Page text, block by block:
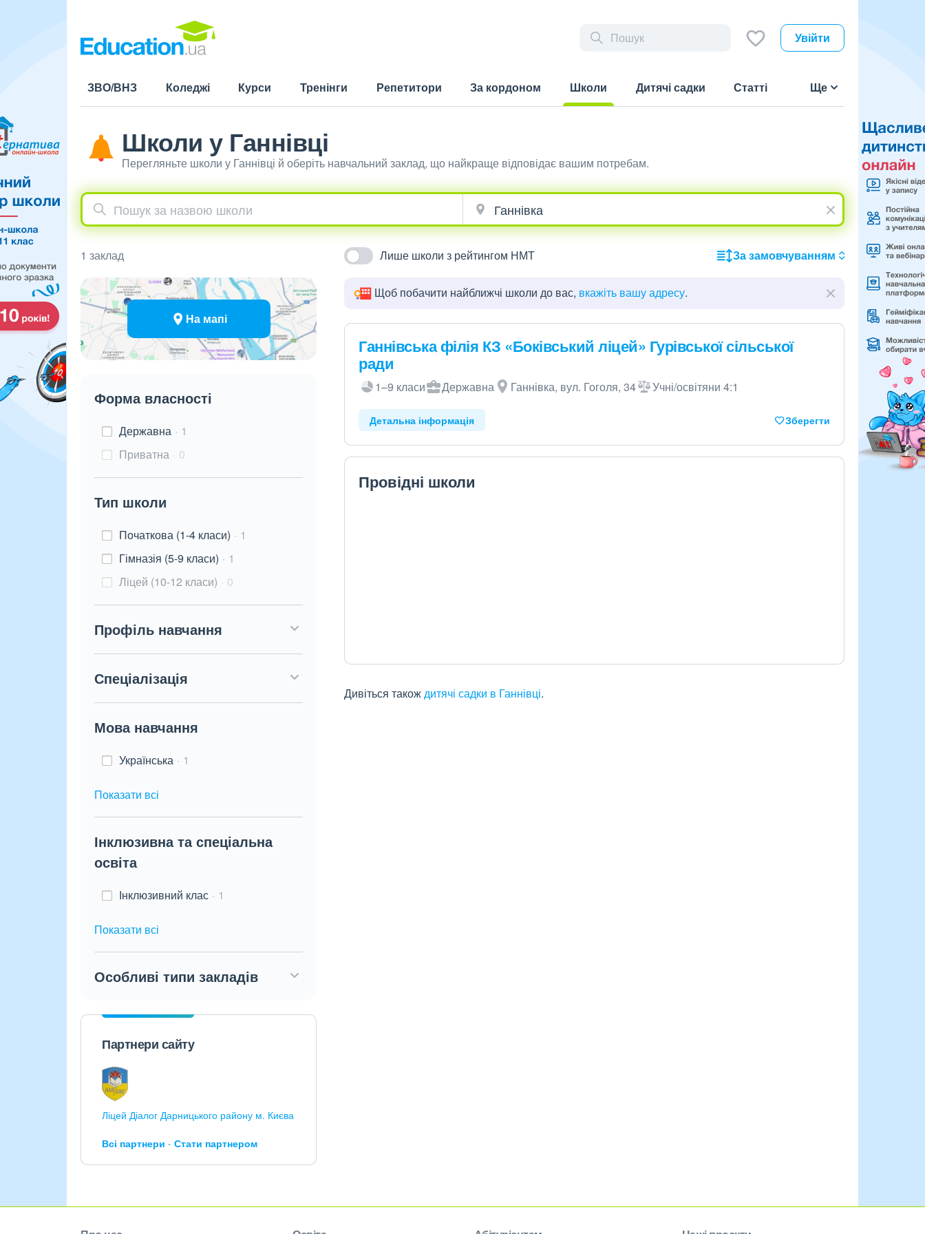
Увійти
ЗВО/ВНЗ Коледжі Курси Тренінги Репетитори За кордоном
Школи
Дитячі садки Статті Ще
Школи у Ганнівці
Перегляньте школи у Ганнівці й оберіть навчальний заклад, що найкраще відповідає вашим потребам.
1 заклад Лише школи з рейтингом НМТ За замовчуванням
На мапі
Форма власності
Державна
1
Приватна
0
Тип школи
Початкова (1-4 класи)
1
Гімназія (5-9 класи)
1
Ліцей (10-12 класи)
0
Профіль навчання
Спеціалізація
Мова навчання
Українська 1
Показати всі
Інклюзивна та спеціальна
освіта
Інклюзивний клас 1
Показати всі
Особливі типи закладів
Партнери сайту
Ліцей Діалог Дарницького району м. Києва
Всі партнери Стати партнером
Щоб побачити найближчі школи до вас, вкажіть вашу адресу.
Ганнівська філія КЗ «Боківський ліцей» Гурівської сільської
ради
1–9 класи Державна Ганнівка, вул. Гоголя, 34 Учні/освітяни 4:1
Детальна інформація Зберегти
Провідні школи
Дивіться такождитячі садки в Ганнівці.